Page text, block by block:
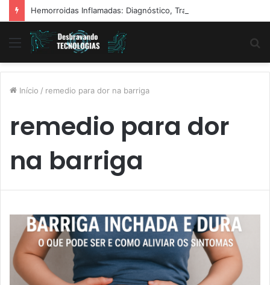
Menu
Início / remedio para dor na barriga
remedio para dor
na barriga